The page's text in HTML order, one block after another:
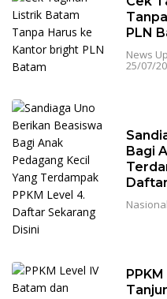
Cek
PLN
News
25/07/
Bagi
Nasional